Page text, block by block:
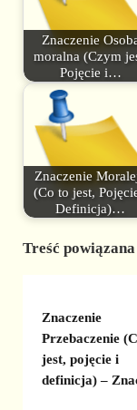
Znaczenie
moralna (Czym
Pojęcie i…
Znaczenie
(Co to jest,
Definicja)…
Treść powiązana
Znaczenie
Przebaczenie
jest, pojęcie i
definicja) –